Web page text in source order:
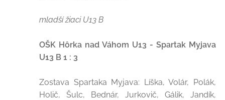
mladší žiaci U13 B
OŠK Hôrka nad Váhom U13 - Spartak Myjava
U13 B 1 : 3
Zostava Spartaka Myjava: Líška, Volár, Polák,
Holič, Šulc, Bednár, Jurkovič, Gálik, Jandík,